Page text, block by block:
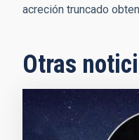
acreción truncado
Otras